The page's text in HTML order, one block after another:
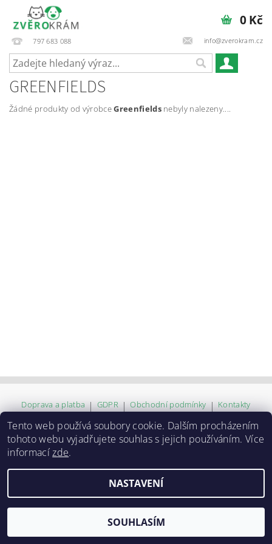
797 683 088 info@zverokram.cz
0 Kč
GREENFIELDS
Žádné produkty od výrobceGreenfieldsnebyly nalezeny....
Doprava a platba | GDPR | Obchodní podmínky | Kontakty
2026 © ZVĚROKRÁM , všechna práva vyhrazena
Vytvořil Shoptet
Tento web používá soubory cookie. Dalším procházením
tohoto webu vyjadřujete souhlas s jejich používáním. Více
informacízde.
NASTAVENÍ
SOUHLASÍM